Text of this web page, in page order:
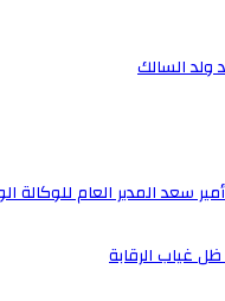
ولد السالك
سعد المدير العام للوكالة
غياب الرقابة